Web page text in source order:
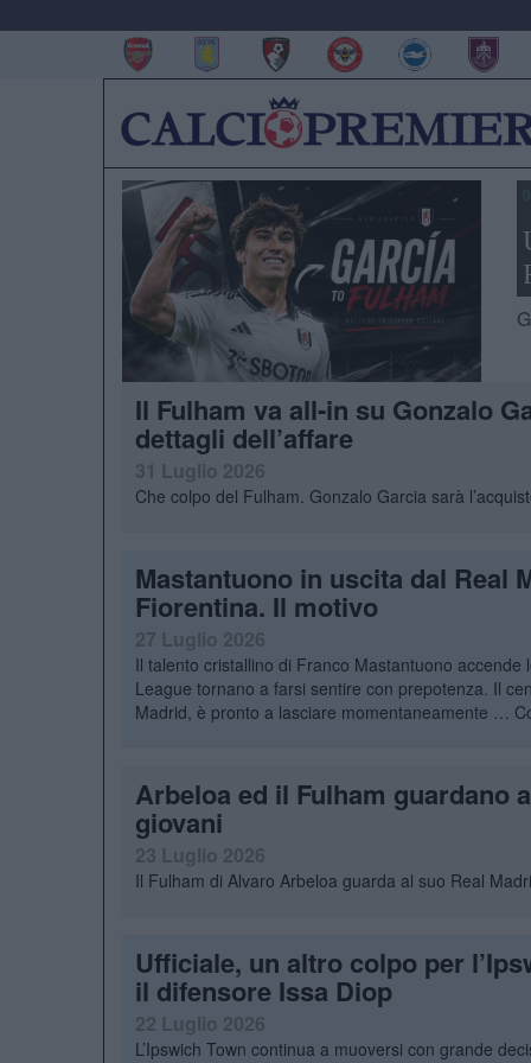
Il Fulham va all-in su Gonzalo
dettagli dell’affare
Che colpo del Fulham. Gonzalo Garcia sarà
Mastantuono in uscita dal Real
Fiorentina. Il motivo
27 Luglio 2026
Il talento cristallino di Franco Mastantuono
League tornano a farsi sentire con prepotenza. Il
Madrid, è pronto a lasciare momentaneamente …
Arbeloa ed il Fulham guardano
giovani
Il Fulham di Alvaro Arbeloa guarda al suo Real
Ufficiale, un altro colpo per
il difensore Issa Diop
22 Luglio 2026
L’Ipswich Town continua a muoversi con grande